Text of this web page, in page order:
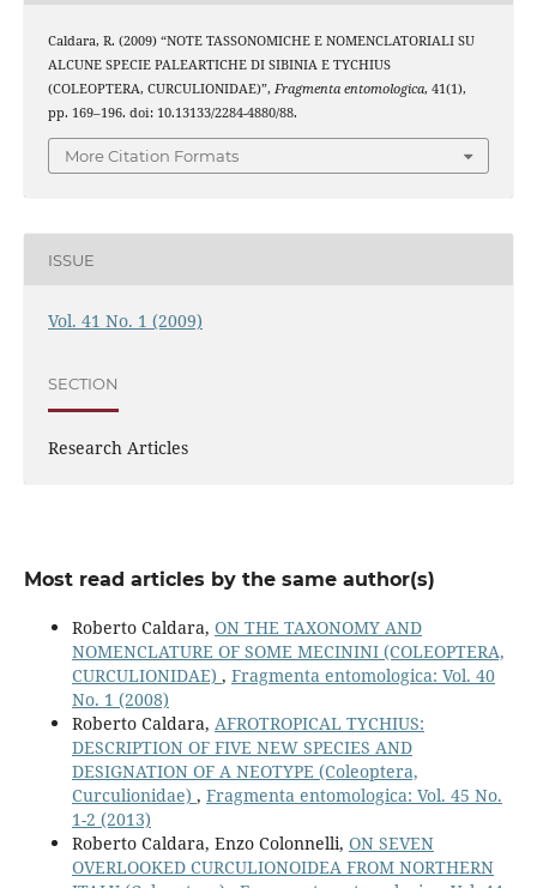
Caldara, R. (2009) “NOTE TASSONOMICHE E NOMENCLATORIALI SU
ALCUNE SPECIE PALEARTICHE DI SIBINIA E TYCHIUS
(COLEOPTERA, CURCULIONIDAE)”, Fragmenta entomologica, 41(1),
pp. 169–196. doi: 10.13133/2284-4880/88.
More Citation Formats
ISSUE
Vol. 41 No. 1 (2009)
SECTION
Research Articles
Most read articles by the same author(s)
Roberto Caldara, ON THE TAXONOMY AND
NOMENCLATURE OF SOME MECININI (COLEOPTERA,
CURCULIONIDAE) , Fragmenta entomologica: Vol. 40
No. 1 (2008)
Roberto Caldara, AFROTROPICAL TYCHIUS:
DESCRIPTION OF FIVE NEW SPECIES AND
DESIGNATION OF A NEOTYPE (Coleoptera,
Curculionidae) , Fragmenta entomologica: Vol. 45 No.
1-2 (2013)
Roberto Caldara, Enzo Colonnelli, ON SEVEN
OVERLOOKED CURCULIONOIDEA FROM NORTHERN